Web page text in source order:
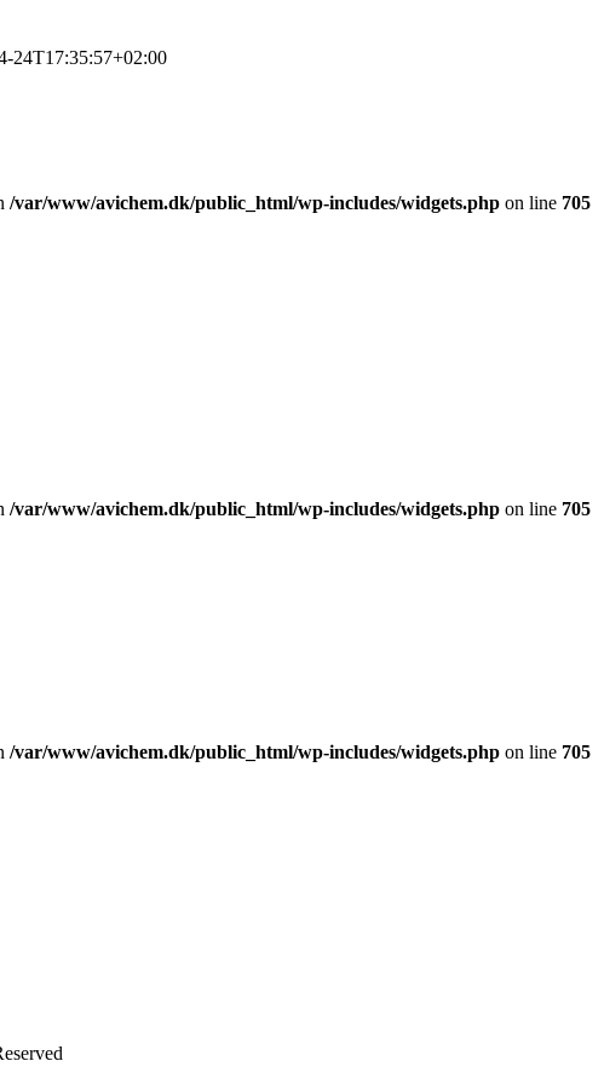
24T17:35:57+02:00
/var/www/avichem.dk/public_html/wp-includes/widgets.php on line 705
/var/www/avichem.dk/public_html/wp-includes/widgets.php on line 705
/var/www/avichem.dk/public_html/wp-includes/widgets.php on line 705